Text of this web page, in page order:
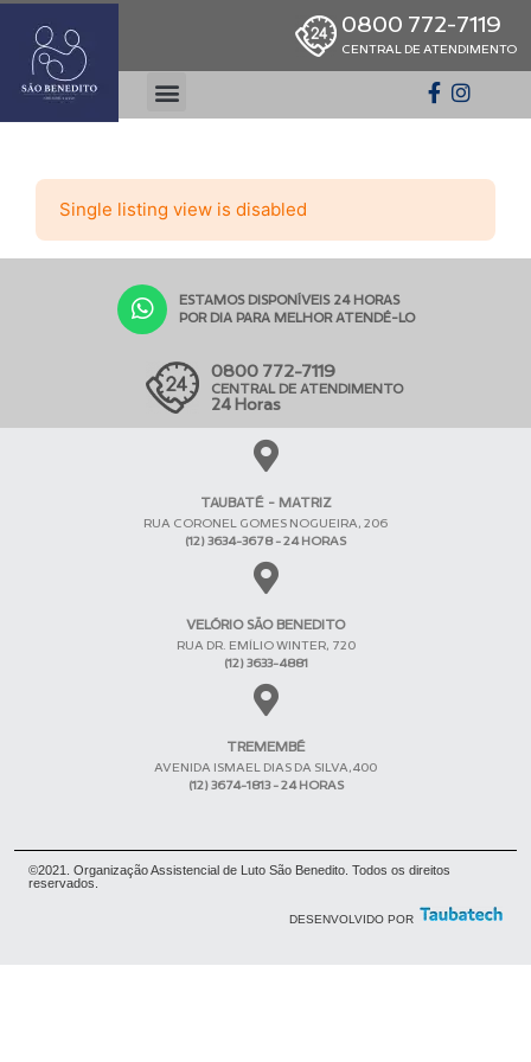
0800 772-7119
CENTRAL DE ATENDIMENTO
Single listing view is disabled
ESTAMOS DISPONÍVEIS 24 HORAS
POR DIA PARA MELHOR ATENDÊ-LO
0800 772-7119
CENTRAL DE ATENDIMENTO
24 Horas
TAUBATÉ - MATRIZ
RUA CORONEL GOMES NOGUEIRA, 206
(12) 3634-3678 - 24 HORAS
VELÓRIO SÃO BENEDITO
RUA DR. EMÍLIO WINTER, 720
(12) 3633-4881
TREMEMBÉ
AVENIDA ISMAEL DIAS DA SILVA,400
(12) 3674-1813 - 24 HORAS
©2021. Organização Assistencial de Luto São Benedito. Todos os direitos
reservados.
DESENVOLVIDO POR